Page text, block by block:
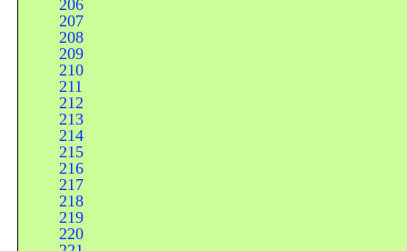
206
207
208
209
210
211
212
213
214
215
216
217
218
219
220